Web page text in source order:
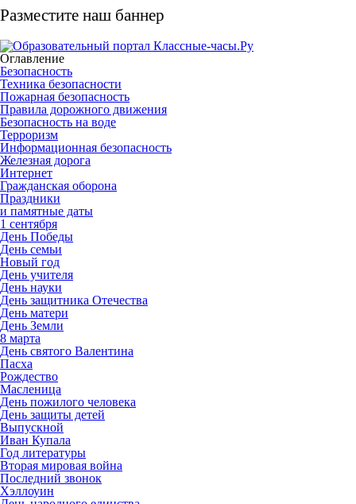
Разместите наш баннер
Оглавление
Безопасность
Техника безопасности
Пожарная безопасность
Правила дорожного движения
Безопасность на воде
Терроризм
Информационная безопасность
Железная дорога
Интернет
Гражданская оборона
Праздники
и памятные даты
1 сентября
День Победы
День семьи
Новый год
День учителя
День науки
День защитника Отечества
День матери
День Земли
8 марта
День святого Валентина
Пасха
Рождество
Масленица
День пожилого человека
День защиты детей
Выпускной
Иван Купала
Год литературы
Вторая мировая война
Последний звонок
Хэллоуин